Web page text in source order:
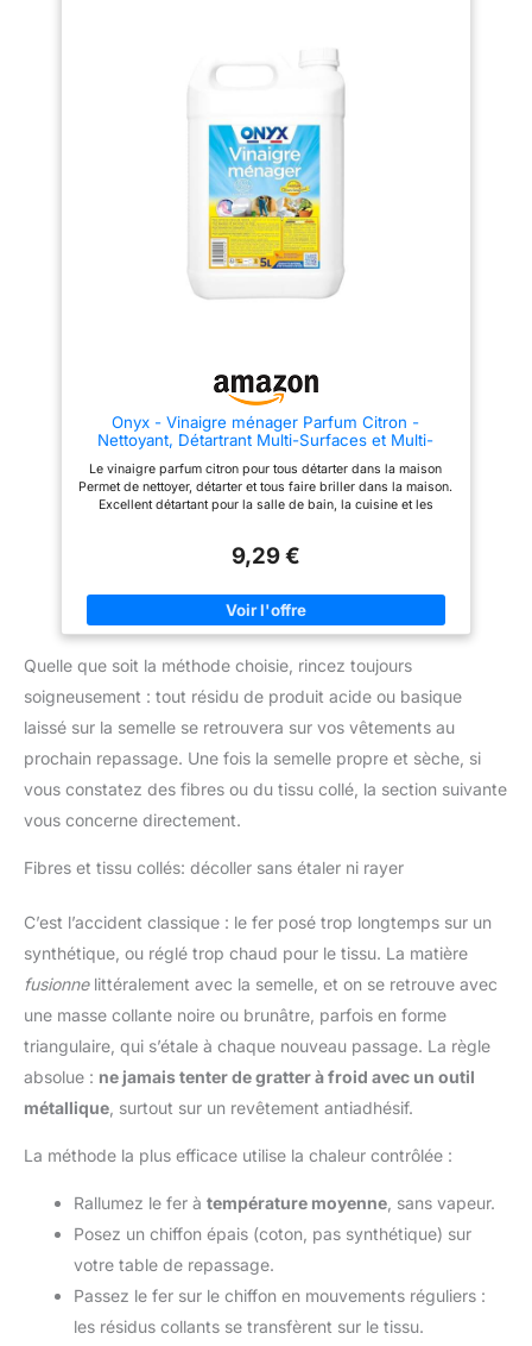
Onyx - Vinaigre ménager Parfum Citron -
Nettoyant, Détartrant Multi-Surfaces et Multi-
d'Ingrédients d'Origine Naturelle - Fabrication
Française - 5L
Le vinaigre parfum citron pour tous détarter dans la maison
Permet de nettoyer, détarter et tous faire briller dans la maison.
Excellent détartant pour la salle de bain, la cuisine et les
100% d’ingrédients d’origine naturelle : Onyx vous fournit les
de 90 ans
9,29 €
Quelle que soit la méthode choisie, rincez toujours
soigneusement : tout résidu de produit acide ou basique
laissé sur la semelle se retrouvera sur vos vêtements au
prochain repassage. Une fois la semelle propre et sèche, si
vous constatez des fibres ou du tissu collé, la section suivante
vous concerne directement.
Fibres et tissu collés: décoller sans étaler ni rayer
C’est l’accident classique : le fer posé trop longtemps sur un
synthétique, ou réglé trop chaud pour le tissu. La matière
fusionnelittéralement avec la semelle, et on se retrouve avec
une masse collante noire ou brunâtre, parfois en forme
triangulaire, qui s’étale à chaque nouveau passage. La règle
absolue : ne jamais tenter de gratter à froid avec un outil
métallique , surtout sur un revêtement antiadhésif.
La méthode la plus efficace utilise la chaleur contrôlée :
Rallumez le fer à température moyenne , sans vapeur.
Posez un chiffon épais (coton, pas synthétique) sur
votre table de repassage.
Passez le fer sur le chiffon en mouvements réguliers :
les résidus collants se transfèrent sur le tissu.